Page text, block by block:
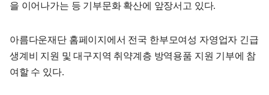
을 이어나가는 등 기부문화 확산에 앞장서고 있다.
아름다운재단 홈페이지에서 전국 한부모여성 자영업자 긴급
생계비 지원 및 대구지역 취약계층 방역용품 지원 기부에 참
여할 수 있다.